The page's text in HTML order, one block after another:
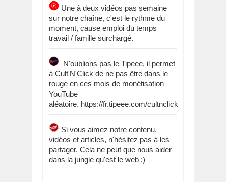
Une à deux vidéos pas semaine
sur notre chaîne, c'est le rythme du
moment, cause emploi du temps
travail / famille surchargé.
N'oublions pas le Tipeee, il permet
à Cult'N'Click de ne pas être dans le
rouge en ces mois de monétisation
YouTube
aléatoire. https://fr.tipeee.com/cultnclick
Si vous aimez notre contenu,
vidéos et articles, n'hésitez pas à les
partager. Cela ne peut que nous aider
dans la jungle qu'est le web ;)